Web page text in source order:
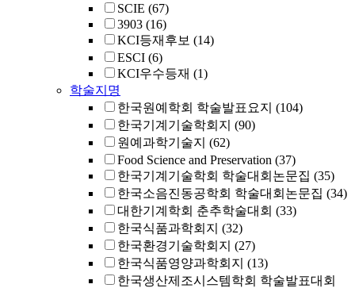
SCIE (67)
3903 (16)
KCI등재후보 (14)
ESCI (6)
KCI우수등재 (1)
학술지명
한국원예학회 학술발표요지 (104)
한국기계기술학회지 (90)
원예과학기술지 (62)
Food Science and Preservation (37)
한국기계기술학회 학술대회논문집 (35)
한국소음진동공학회 학술대회논문집 (34)
대한기계학회 춘추학술대회 (33)
한국식품과학회지 (32)
한국환경기술학회지 (27)
한국식품영양과학회지 (13)
한국생산제조시스템학회 학술발표대회